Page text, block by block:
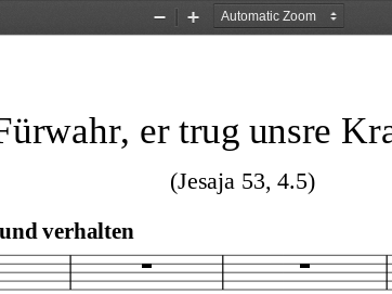
Zoom
Zoom
verhalten
(Jesaja 53, 4.5)
er trug unsre